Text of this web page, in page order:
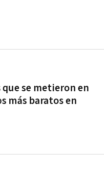
se metieron en
más baratos en